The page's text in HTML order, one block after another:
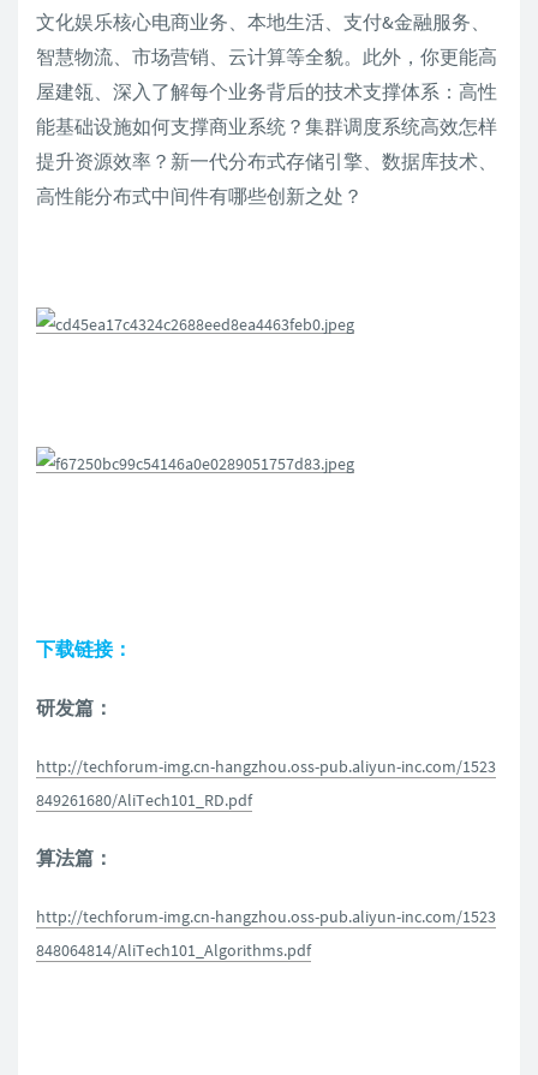
文化娱乐核心电商业务、本地生活、支付&金融服务、
智慧物流、市场营销、云计算等全貌。此外，你更能高
屋建瓴、深入了解每个业务背后的技术支撑体系：高性
能基础设施如何支撑商业系统？集群调度系统高效怎样
提升资源效率？新一代分布式存储引擎、数据库技术、
高性能分布式中间件有哪些创新之处？
下载链接：
研发篇：
http://techforum-img.cn-hangzhou.oss-pub.aliyun-inc.com/1523
849261680/AliTech101_RD.pdf
算法篇：
http://techforum-img.cn-hangzhou.oss-pub.aliyun-inc.com/1523
848064814/AliTech101_Algorithms.pdf